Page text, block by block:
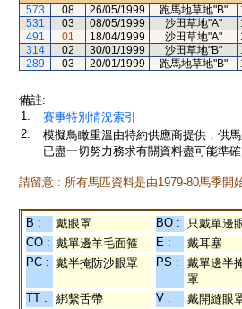
573
08 26/05/1999 跑馬地草地"B"
531
03 08/05/1999 沙田草地"A"
491
01 18/04/1999 沙田草地"A"
314
02 30/01/1999 沙田草地"B"
289
03 20/01/1999 跑馬地草地"B"
備註:
1.
賽事特別情況索引
2.
模擬鳥瞰重溫由特約供應商提供，供
已盡一切努力務求有關資料盡可能準
請留意 : 所有馬匹資料是由1979-80馬季開
B : 戴眼罩 BO : 只戴單邊
CO : 戴單邊羊毛面箍 E : 戴耳塞
PC : 戴半掩防沙眼罩 PS :
戴單邊半
罩
TT : 綁繫舌帶 V : 戴開縫眼